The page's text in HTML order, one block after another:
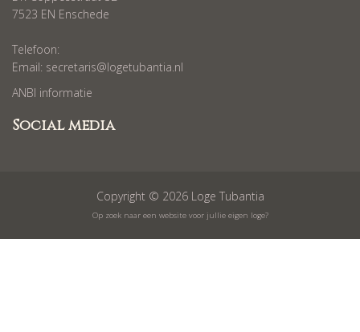
7523 EN Enschede
Telefoon:
Email: secretaris@logetubantia.nl
ANBI informatie
Social media
Copyright © 2026 Loge Tubantia
Op zoek naar een website voor jullie eigen loge?